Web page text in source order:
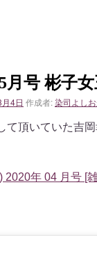
月号 彬子
4日 作成者:染司よし
て頂いていた吉
2020年 04 月号 [